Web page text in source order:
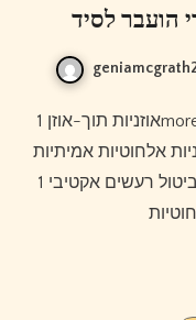
הועבר לסיד
אוזניות תוך-אוזן 1more עם דרייבר מרובע זאת, אם אתה נותן
אלחוטיות אמיתיות
לביטול רעשים אקטיבי 1more Pistonbuds Pro Q30 מבטלות